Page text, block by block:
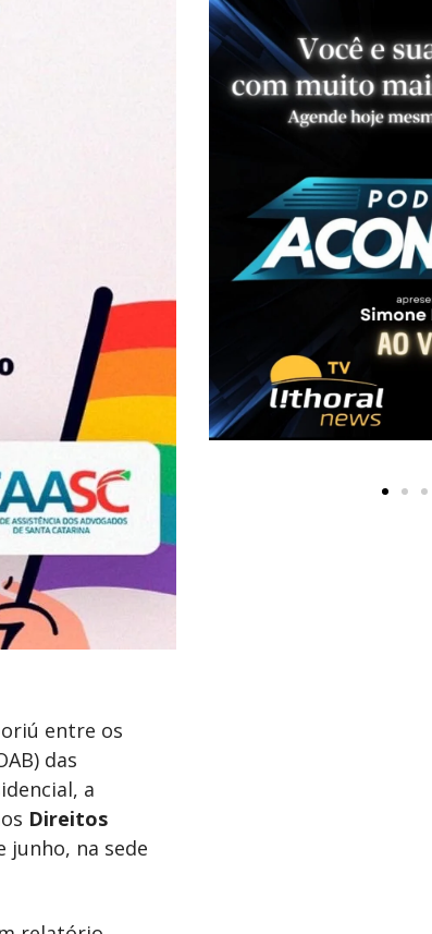
entre os
das
a
Direitos
junho, na sede